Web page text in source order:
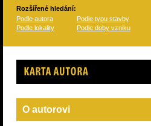
Rozšířené hledání:
Podle autora
Podle typu stavby
Podle lokality
Podle doby vzniku
Karta autora
O autorovi